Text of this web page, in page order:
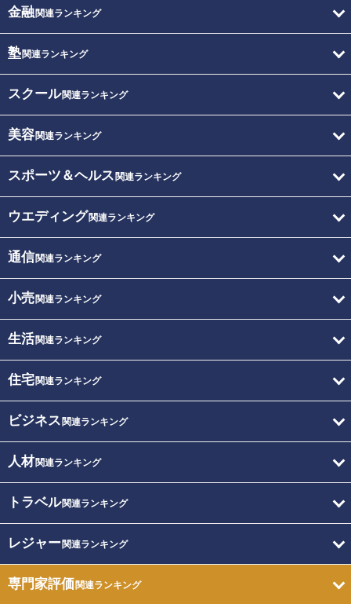
金融関連ランキング
塾関連ランキング
スクール関連ランキング
美容関連ランキング
スポーツ＆ヘルス 関連ランキング
ウエディング関連ランキング
通信関連ランキング
小売関連ランキング
生活関連ランキング
住宅関連ランキング
ビジネス 関連ランキング
人材関連ランキング
トラベル関連ランキング
レジャー関連ランキング
専門家評価関連ランキング